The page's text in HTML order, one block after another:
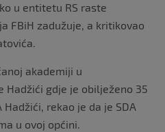
u entitetu RS raste
FBiH zadužuje, a kritikovao
akademiji u
gdje je obilježeno 35
Hadžići, rekao je da je SDA
u ovoj općini.